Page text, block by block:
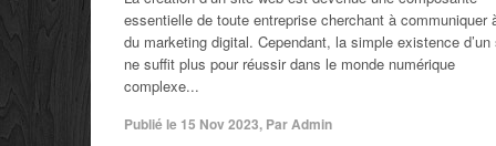
essentielle de toute entreprise cherchant à communiquer
du marketing digital. Cependant, la simple existence d’un
ne suffit plus pour réussir dans le monde numérique
complexe...
Publié le 15 Nov 2023, ParAdmin